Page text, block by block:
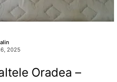
2025
Oradea –